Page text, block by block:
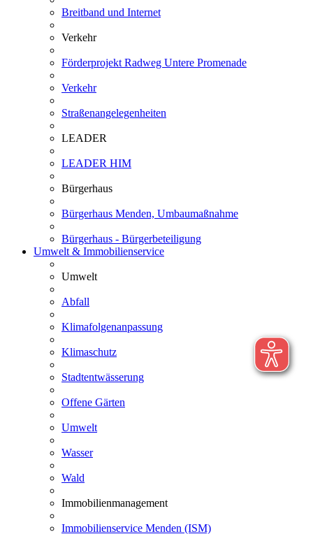
Breitband und Internet
Verkehr
Förderprojekt Radweg Untere Promenade
Verkehr
Straßenangelegenheiten
LEADER
LEADER HIM
Bürgerhaus
Bürgerhaus Menden, Umbaumaßnahme
Bürgerhaus - Bürgerbeteiligung
Umwelt & Immobilienservice
Umwelt
Abfall
Klimafolgenanpassung
Klimaschutz
Stadtentwässerung
Offene Gärten
Umwelt
Wasser
Wald
Immobilienmanagement
Immobilienservice Menden (ISM)